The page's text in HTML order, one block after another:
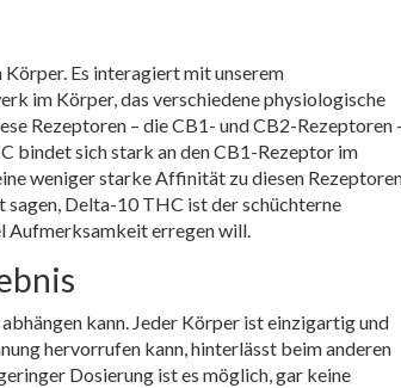
Es interagiert mit unserem
im Körper, das verschiedene physiologische
Rezeptoren – die CB1- und CB2-Rezeptoren
bindet sich stark an den CB1-Rezeptor im
weniger starke Affinität zu diesen
Delta-10 THC ist der schüchterne
Aufmerksamkeit erregen will.
kann. Jeder Körper ist einzigartig und
hervorrufen kann, hinterlässt beim anderen
Dosierung ist es möglich, gar keine